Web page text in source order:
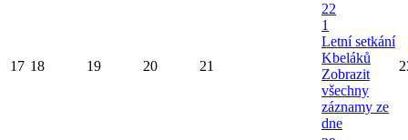
17 18 19 20 21
22
1
Letní setkání
Kbeláků
Zobrazit
všechny
záznamy ze
dne